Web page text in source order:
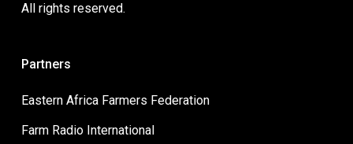
All rights reserved.
Partners
Eastern Africa Farmers Federation
Farm Radio International